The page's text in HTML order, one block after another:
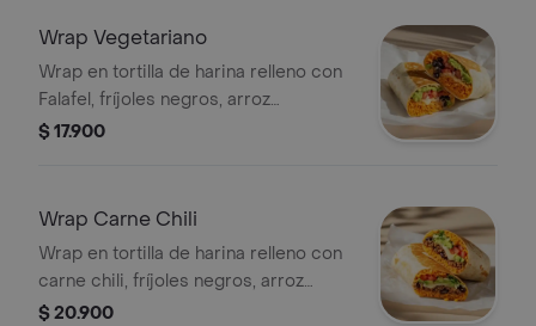
Wrap Vegetariano
Wrap en tortilla de harina relleno con
Falafel, fríjoles negros, arroz
achiotado, queso mozzarella, pico de
$ 17.900
Wrap Carne Chili
Wrap en tortilla de harina relleno con
carne chili, fríjoles negros, arroz
achiotado, queso mozzarella, pico de
$ 20.900